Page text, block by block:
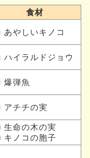
食材
あやしいキノコ
ハイラルドジョウ
爆弾魚
アチチの実
生命の木の実
キノコの胞子